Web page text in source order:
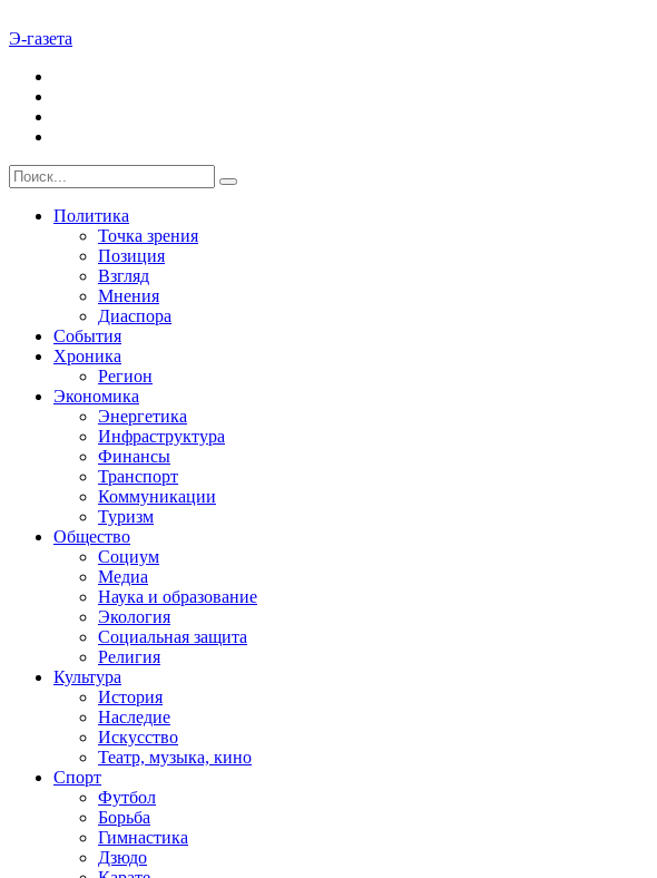
Э-газета
Политика
Точка зрения
Позиция
Взгляд
Мнения
Диаспора
События
Хроника
Регион
Экономика
Энергетика
Инфраструктура
Финансы
Транспорт
Коммуникации
Туризм
Общество
Социум
Медиа
Наука и образование
Экология
Социальная защита
Религия
Культура
История
Наследие
Искусство
Театр, музыка, кино
Спорт
Футбол
Борьба
Гимнастика
Дзюдо